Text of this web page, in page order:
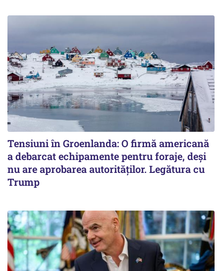
Tensiuni în Groenlanda: O firmă americană
a debarcat echipamente pentru foraje, deși
nu are aprobarea autorităților. Legătura cu
Trump